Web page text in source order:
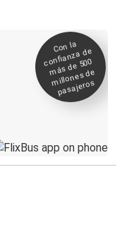
Con la
confianza de
más de 500
millones de
pasajeros